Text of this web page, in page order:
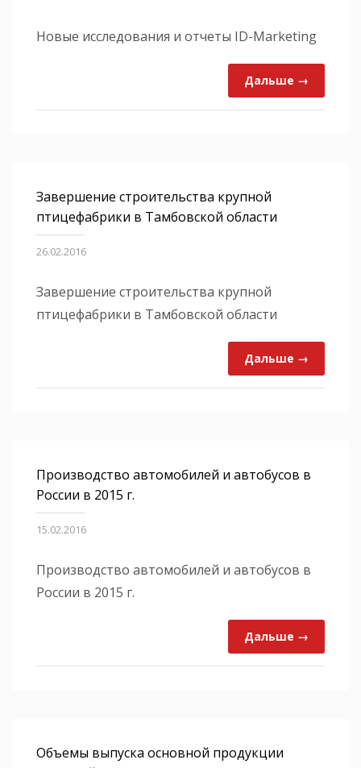
Новые исследования и отчеты ID-Marketing
Дальше →
Завершение строительства крупной
птицефабрики в Тамбовской области
26.02.2016
Завершение строительства крупной
птицефабрики в Тамбовской области
Дальше →
Производство автомобилей и автобусов в
России в 2015 г.
15.02.2016
Производство автомобилей и автобусов в
России в 2015 г.
Дальше →
Объемы выпуска основной продукции